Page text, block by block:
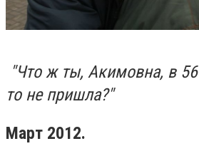
"Что ж ты, Акимовна, в
то не пришла?"
Март 2012.